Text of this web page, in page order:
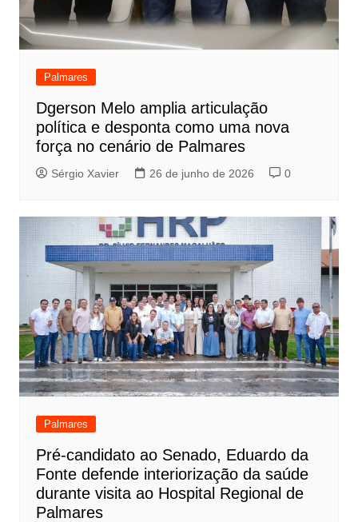
Palmares
Dgerson Melo amplia articulação
política e desponta como uma nova
força no cenário de Palmares
Sérgio Xavier 26 de junho de 2026 0
Palmares
Pré-candidato ao Senado, Eduardo da
Fonte defende interiorização da saúde
durante visita ao Hospital Regional de
Palmares